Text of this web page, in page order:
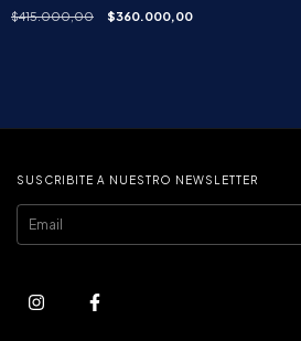
$415.000,00 $360.000,00
SUSCRIBITE A NUESTRO NEWSLETTER